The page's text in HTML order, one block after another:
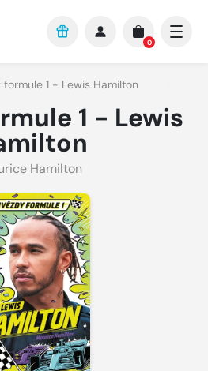
0
formule 1 - Lewis Hamilton
1 - Lewis
Hamilton